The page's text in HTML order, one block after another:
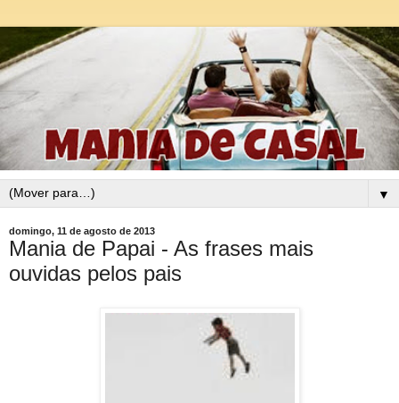
▼
domingo, 11 de agosto de 2013
Mania de Papai - As frases mais
ouvidas pelos pais